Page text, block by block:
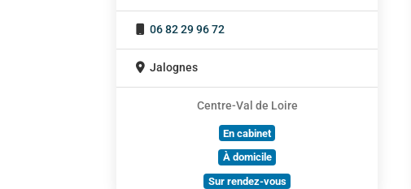
06 82 29 96 72
Jalognes
Centre-Val de Loire
En cabinet
À domicile
Sur rendez-vous